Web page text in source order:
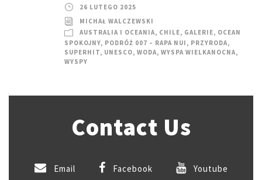
26 LUTEGO 2025
MICHAŁ WALCZEWSKI
AUSTRALIA I OCEANIA, CHILE, GALERIE, OCEAN
SPOKOJNY, PODRÓŻ 007 – RAPA NUI , PRZYRODA,
SUPERHIT, UNESCO, WODA, WYSPA WIELKANOCNA,
WYSPY
Contact Us
Email Facebook Youtube